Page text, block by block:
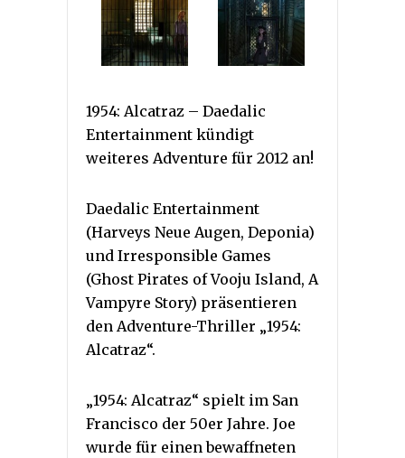
1954: Alcatraz – Daedalic
Entertainment kündigt
weiteres Adventure für 2012 an!
Daedalic Entertainment
(Harveys Neue Augen, Deponia)
und Irresponsible Games
(Ghost Pirates of Vooju Island, A
Vampyre Story) präsentieren
den Adventure-Thriller „1954:
Alcatraz“.
„1954: Alcatraz“ spielt im San
Francisco der 50er Jahre. Joe
wurde für einen bewaffneten